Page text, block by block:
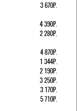
3 670Р.
4 390Р.
2 280Р.
4 870Р.
1 344Р.
2 190Р.
3 250Р.
3 170Р.
5 710Р.